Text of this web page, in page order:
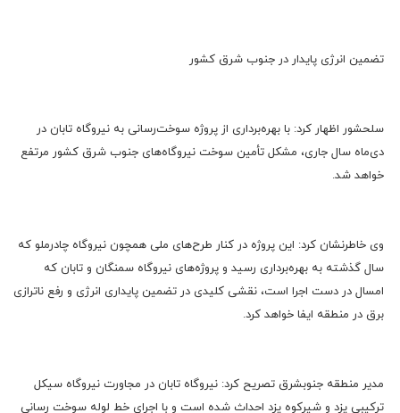
تضمین انرژی پایدار در جنوب شرق کشور
سلحشور اظهار کرد: با بهره‌برداری از پروژه سوخت‌رسانی به نیروگاه تابان در
دی‌ماه سال جاری، مشکل تأمین سوخت نیروگاه‌های جنوب شرق کشور مرتفع
خواهد شد.
وی خاطرنشان کرد: این پروژه در کنار طرح‌های ملی همچون نیروگاه چادرملو که
سال گذشته به بهره‌برداری رسید و پروژه‌های نیروگاه سمنگان و تابان که
امسال در دست اجرا است، نقشی کلیدی در تضمین پایداری انرژی و رفع ناترازی
برق در منطقه ایفا خواهد کرد.
مدیر منطقه جنوبشرق تصریح کرد: نیروگاه تابان در مجاورت نیروگاه سیکل
ترکیبی یزد و شیرکوه یزد احداث شده است و با اجرای خط لوله سوخت رسانی